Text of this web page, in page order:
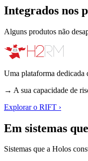
Integrados nos
Alguns produtos não
Uma plataforma dedicada
→ A sua capacidade de
Explorar o RIFT ›
Em sistemas
Sistemas que a Holos